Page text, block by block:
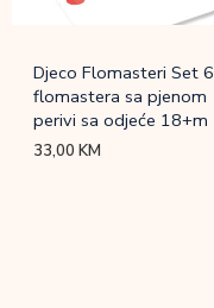
Djeco Flomasteri Set 6
flomastera sa pjenom
perivi sa odjeće 18+m
33,00KM